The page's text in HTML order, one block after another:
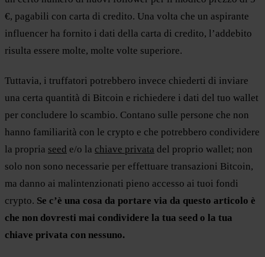
€, pagabili con carta di credito. Una volta che un aspirante
influencer ha fornito i dati della carta di credito, l’addebito
risulta essere molte, molte volte superiore.
Tuttavia, i truffatori potrebbero invece chiederti di inviare
una certa quantità di Bitcoin e richiedere i dati del tuo wallet
per concludere lo scambio. Contano sulle persone che non
hanno familiarità con le crypto e che potrebbero condividere
la propria seed e/o la chiave privata del proprio wallet; non
solo non sono necessarie per effettuare transazioni Bitcoin,
ma danno ai malintenzionati pieno accesso ai tuoi fondi
crypto. Se c’è una cosa da portare via da questo articolo è
che non dovresti mai condividere la tua seed o la tua
chiave privata con nessuno.